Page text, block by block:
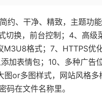
约、干净、精致，主题功
换，前台控制；4、高级
格式；7、HTTPS优
加表情包；10、多种广告
or多图样式，网站风格
在文件名称里。